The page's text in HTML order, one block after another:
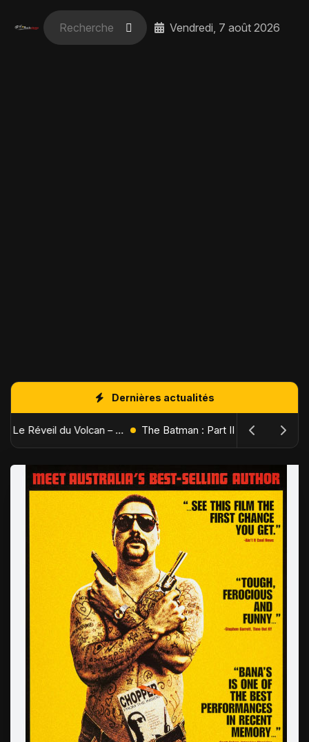
Vendredi, 7 août 2026
Dernières actualités
The Batman : Part II – Robert Pattinson replonge dans les ténèbres de Gotham dès octobre 2027